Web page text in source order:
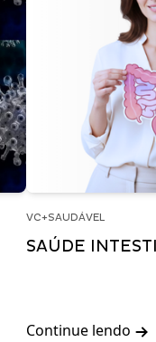
VC+SAUDÁVEL
SAÚDE
Continue lendo